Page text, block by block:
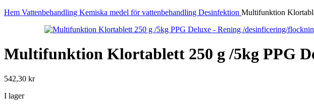
Hem Vattenbehandling Kemiska medel för vattenbehandling Desinfektion Multifunktion
Multifunktion Klor­tablett 250 g /5kg PPG
542,30 kr
I lager